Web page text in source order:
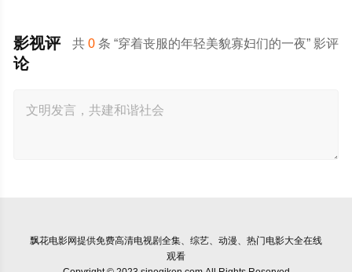
共0 条 “穿着丧服的年轻美貌寡妇们的一夜” 影评
影视评
论
飘花电影网提供免费高清电视剧全集、综艺、动漫、热门电影大全在线
观看